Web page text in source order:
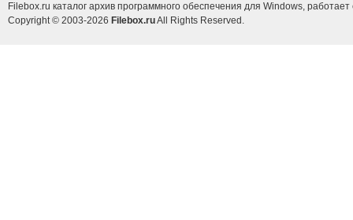
Filebox.ru каталог архив программного обеспечения для Windows, работает
Copyright © 2003-2026 Filebox.ruAll Rights Reserved.